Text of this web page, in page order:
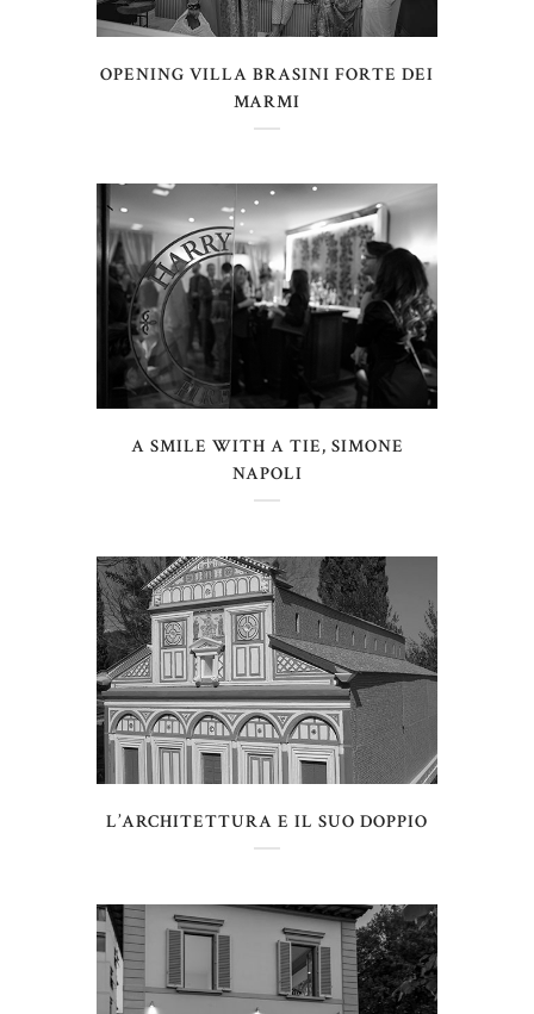
OPENING VILLA BRASINI FORTE DEI
MARMI
A SMILE WITH A TIE, SIMONE
NAPOLI
L’ARCHITETTURA E IL SUO DOPPIO